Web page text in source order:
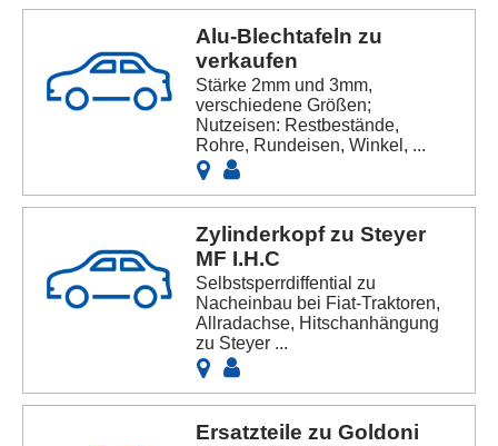
Alu-Blechtafeln zu
verkaufen
Stärke 2mm und 3mm,
verschiedene Größen;
Nutzeisen: Restbestände,
Rohre, Rundeisen, Winkel, ...
Zylinderkopf zu Steyer
MF I.H.C
Selbstsperrdiffential zu
Nacheinbau bei Fiat-Traktoren,
Allradachse, Hitschanhängung
zu Steyer ...
Ersatzteile zu Goldoni